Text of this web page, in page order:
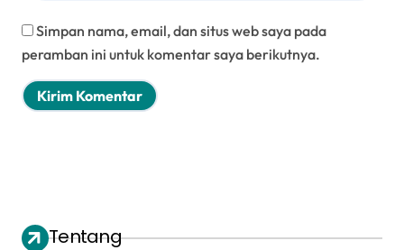
Simpan nama, email, dan situs web saya pada
peramban ini untuk komentar saya berikutnya.
Tentang